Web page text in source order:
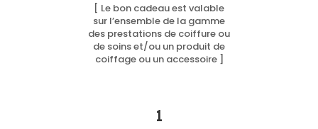
[ Le bon cadeau est valable
sur l’ensemble de la gamme
des prestations de coiffure ou
de soins et/ou un produit de
coiffage ou un accessoire ]
1